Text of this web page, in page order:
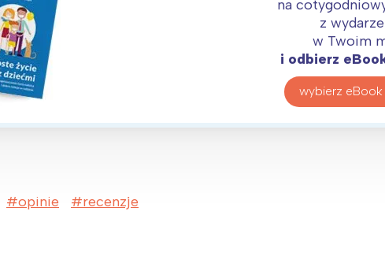
na
z
w Twoim
i odbierz
wybierz
opinie recenzje